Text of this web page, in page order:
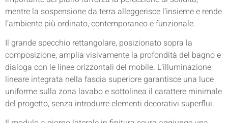
mentre la sospensione da terra alleggerisce l’insieme e rende
l’ambiente più ordinato, contemporaneo e funzionale.
Il grande specchio rettangolare, posizionato sopra la
composizione, amplia visivamente la profondità del bagno e
dialoga con le linee orizzontali del mobile. L’illuminazione
lineare integrata nella fascia superiore garantisce una luce
uniforme sulla zona lavabo e sottolinea il carattere minimale
del progetto, senza introdurre elementi decorativi superflui.